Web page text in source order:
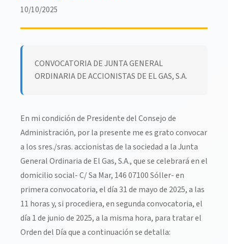
10/10/2025
CONVOCATORIA DE JUNTA GENERAL
ORDINARIA DE ACCIONISTAS DE EL GAS, S.A.
En mi condición de Presidente del Consejo de
Administración, por la presente me es grato convocar
a los sres./sras. accionistas de la sociedad a la Junta
General Ordinaria de El Gas, S.A., que se celebrará en el
domicilio social- C/ Sa Mar, 146 07100 Sóller- en
primera convocatoria, el día 31 de mayo de 2025, a las
11 horas y, si procediera, en segunda convocatoria, el
día 1 de junio de 2025, a la misma hora, para tratar el
Orden del Día que a continuación se detalla: